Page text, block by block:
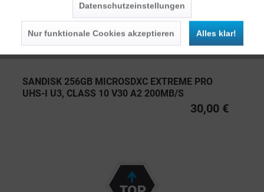
SANDISK 256GB MICROSDXC EXTREME PRO
UHS-I U3, CLASS 10 V30 A2 200MB/S
30,00 €
Datenschutzeinstellungen
Nur funktionale Cookies akzeptieren Alles klar!